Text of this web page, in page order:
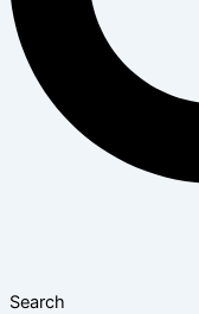
Search